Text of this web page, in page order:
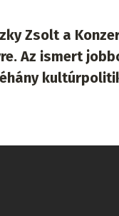
Zsolt a
Az ismert